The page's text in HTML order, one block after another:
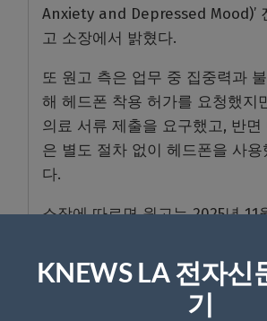
Anxiety and Depressed Mood)’
고 소장에서 밝혔다.
또 원고 측은 업무 중 집중력과
해 헤드폰 착용 허가를 요청했지
의료 서류 제출을 요구했고, 반면
은 별도 절차 없이 헤드폰을 사용
다.
소장에 따르면 원고는 2025년 11
적인 근무 환경(hostile and
conditions)” 때문에 더 이상 근
없었다며 사실상 ‘강요에 의한 퇴
KNEWS LA 전자신
기